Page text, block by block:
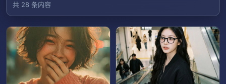
共 28 条内容